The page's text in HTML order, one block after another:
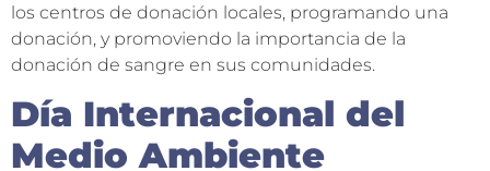
los centros de donación locales, programando una
donación, y promoviendo la importancia de la
donación de sangre en sus comunidades.
Día Internacional del
Medio Ambiente